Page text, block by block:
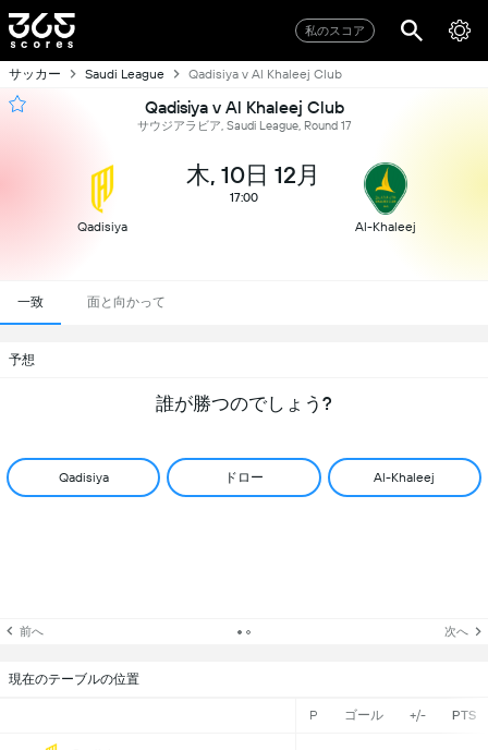
私のスコア
サッカー Saudi League Qadisiya v Al Khaleej Club
Qadisiya v Al Khaleej Club
サウジアラビア, Saudi League, Round 17
Qadisiya
木, 10日 12月
17:00
Al-Khaleej
一致 面と向かって
予想
誰が勝つのでしょう?
Qadisiya ドロー Al-Khaleej
前へ 次へ
現在のテーブルの位置
P ゴール +/- PTS